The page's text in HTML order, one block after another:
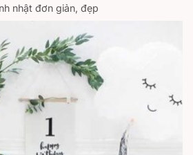
nhật đơn giản, đẹp